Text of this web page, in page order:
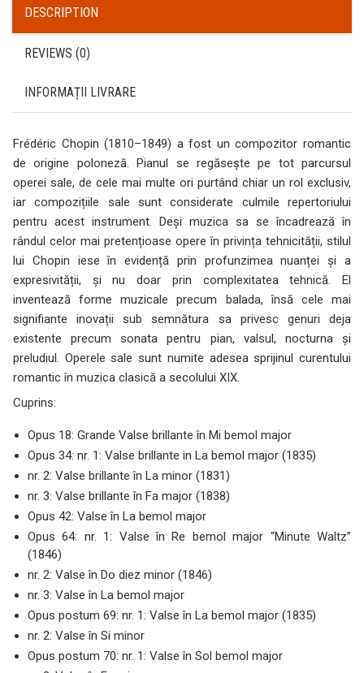
DESCRIPTION
REVIEWS (0)
INFORMAȚII LIVRARE
Frédéric Chopin (1810–1849) a fost un compozitor romantic
de origine poloneză. Pianul se regăsește pe tot parcursul
operei sale, de cele mai multe ori purtând chiar un rol exclusiv,
iar compozițiile sale sunt considerate culmile repertoriului
pentru acest instrument. Deși muzica sa se încadrează în
rândul celor mai pretențioase opere în privința tehnicității, stilul
lui Chopin iese în evidență prin profunzimea nuanței și a
expresivității, și nu doar prin complexitatea tehnică. El
inventează forme muzicale precum balada, însă cele mai
signifiante inovații sub semnătura sa privesc genuri deja
existente precum sonata pentru pian, valsul, nocturna și
preludiul. Operele sale sunt numite adesea sprijinul curentului
romantic în muzica clasică a secolului XIX.
Cuprins:
Opus 18: Grande Valse brillante în Mi bemol major
Opus 34: nr. 1: Valse brillante in La bemol major (1835)
nr. 2: Valse brillante în La minor (1831)
nr. 3: Valse brillante în Fa major (1838)
Opus 42: Valse în La bemol major
Opus 64: nr. 1: Valse în Re bemol major “Minute Waltz”
(1846)
nr. 2: Valse în Do diez minor (1846)
nr. 3: Valse în La bemol major
Opus postum 69: nr. 1: Valse în La bemol major (1835)
nr. 2: Valse în Si minor
Opus postum 70: nr. 1: Valse în Sol bemol major